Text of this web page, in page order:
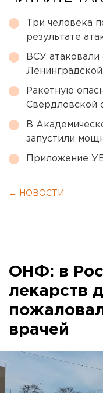
Три человека
результате
ВСУ
Ленинградской
Ракетную
Свердловской
В
запустили
Приложение
← НОВОСТИ
ОНФ: в
лекарств
врачей